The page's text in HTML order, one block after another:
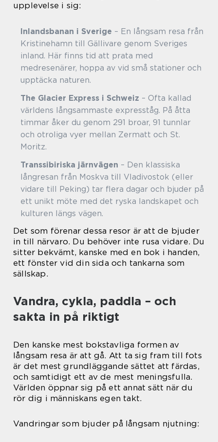
upplevelse i sig:
Inlandsbanan i Sverige – En långsam resa från
Kristinehamn till Gällivare genom Sveriges
inland. Här finns tid att prata med
medresenärer, hoppa av vid små stationer och
upptäcka naturen.
The Glacier Express i Schweiz – Ofta kallad
världens långsammaste expresståg. På åtta
timmar åker du genom 291 broar, 91 tunnlar
och otroliga vyer mellan Zermatt och St.
Moritz.
Transsibiriska järnvägen – Den klassiska
långresan från Moskva till Vladivostok (eller
vidare till Peking) tar flera dagar och bjuder på
ett unikt möte med det ryska landskapet och
kulturen längs vägen.
Det som förenar dessa resor är att de bjuder
in till närvaro. Du behöver inte rusa vidare. Du
sitter bekvämt, kanske med en bok i handen,
ett fönster vid din sida och tankarna som
sällskap.
Vandra, cykla, paddla – och
sakta in på riktigt
Den kanske mest bokstavliga formen av
långsam resa är att gå. Att ta sig fram till fots
är det mest grundläggande sättet att färdas,
och samtidigt ett av de mest meningsfulla.
Världen öppnar sig på ett annat sätt när du
rör dig i människans egen takt.
Vandringar som bjuder på långsam njutning: